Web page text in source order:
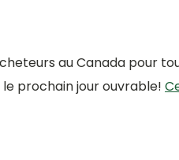
au Canada pour
prochain jour ouvrable!